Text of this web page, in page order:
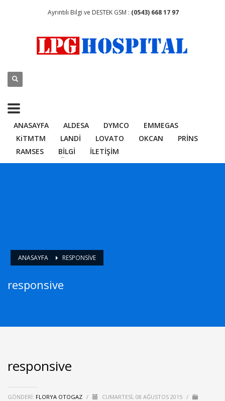
Ayrıntılı Bilgi ve DESTEK GSM : (0543) 668 17 97
ANASAYFA ALDESA DYMCO
EMMEGAS
KiTMTM
LANDİ LOVATO OKCAN
PRİNS
RAMSES
BİLGİ İLETİŞİM
ANASAYFA RESPONSIVE
responsive
responsive
GÖNDERI: FLORYA OTOGAZ / CUMARTESI, 08 AĞUSTOS 2015 /